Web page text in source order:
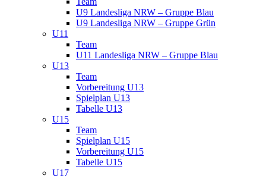
U9 Landesliga NRW – Gruppe Blau
U9 Landesliga NRW – Gruppe Grün
U11
Team
U11 Landesliga NRW – Gruppe Blau
U13
Team
Vorbereitung U13
Spielplan U13
Tabelle U13
U15
Team
Spielplan U15
Vorbereitung U15
Tabelle U15
U17